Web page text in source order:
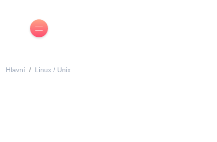
Hlavní Linux / Unix